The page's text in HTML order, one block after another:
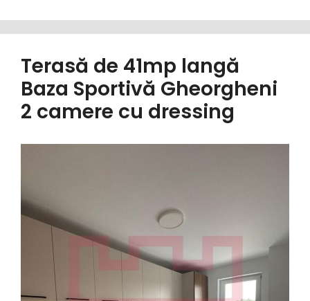
Terasă de 41mp langă
Baza Sportivă Gheorgheni
2 camere cu dressing